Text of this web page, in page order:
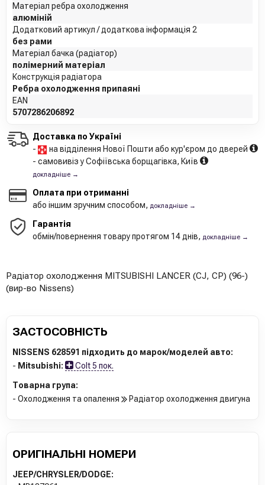
Матеріал ребра охолодження
алюміній
Додатковий артикул / додаткова інформація 2
без рами
Матеріал бачка (радіатор)
полімерний матеріал
Конструкція радіатора
Ребра охолодження припаяні
EAN
5707286206892
Доставка по Україні
-
на відділення Нової Пошти або кур'єром до дверей
- самовивіз у Софіївська борщагівка, Київ
докладніше →
Оплата при отриманні
або іншим зручним способом, докладніше →
Гарантія
обмін/повернення товару протягом 14 днів, докладніше →
Радіатор охолодження MITSUBISHI LANCER (CJ, CP) (96-)
(вир-во Nissens)
ЗАСТОСОВНІСТЬ
NISSENS 628591 підходить до марок/моделей авто:
- Mitsubishi: Colt 5 пок.
Товарна група:
- Охолодження та опалення
Радіатор охолодження двигуна
ОРИГІНАЛЬНІ НОМЕРИ
JEEP/CHRYSLER/DODGE: